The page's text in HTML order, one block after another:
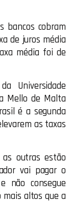
bancos cobram
de juros média
média foi de
Universidade
Mello de Malta
é a segunda
as taxas
outras estão
vai pagar o
não consegue
mais altos que a